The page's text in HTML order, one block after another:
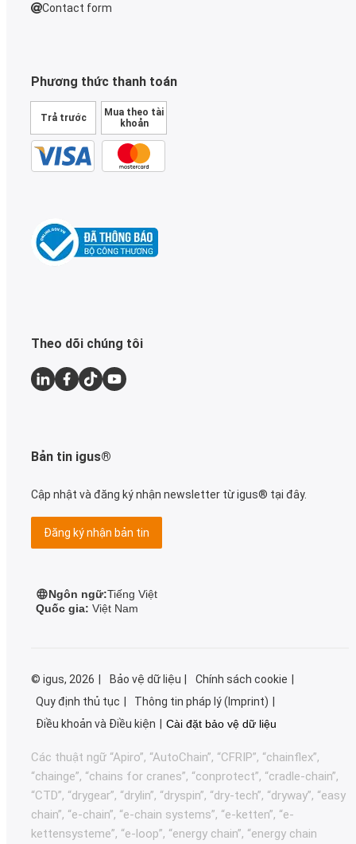
Phương thức thanh toán
Trả trước
Mua theo tài
khoản
Contact form
Theo dõi chúng tôi
Bản tin igus®
Cập nhật và đăng ký nhận newsletter từ igus® tại đây.
Đăng ký nhận bản tin
Ngôn ngữ:Tiếng Việt
Quốc gia: Việt Nam
© igus, 2026 Bảo vệ dữ liệu
Chính sách cookie
Quy định thủ tục
Thông tin pháp lý (Imprint)
Điều khoản và Điều kiện
Cài đặt bảo vệ dữ liệu
Các thuật ngữ “Apiro”, “AutoChain”, “CFRIP”, “chainflex”,
“chainge”, “chains for cranes”, “conprotect”, “cradle-chain”,
“CTD”, “drygear”, “drylin”, “dryspin”, “dry-tech”, “dryway”, “easy
chain”, “e-chain”, “e-chain systems”, “e-ketten”, “e-
kettensysteme”, “e-loop”, “energy chain”, “energy chain